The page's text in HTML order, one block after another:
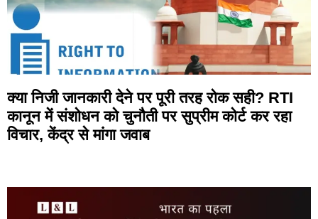
क्या निजी जानकारी देने पर पूरी तरह रोक सही? RTI
कानून में संशोधन को चुनौती पर सुप्रीम कोर्ट कर रहा
विचार, केंद्र से मांगा जवाब